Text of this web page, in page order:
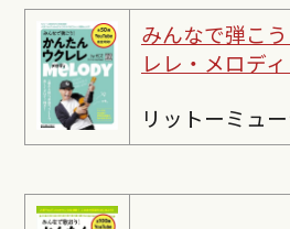
みんなで弾こ
レレ・メロデ
リットーミュ